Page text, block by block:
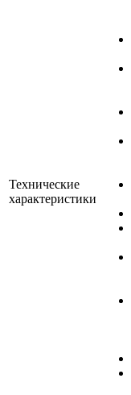
Технические
характеристики